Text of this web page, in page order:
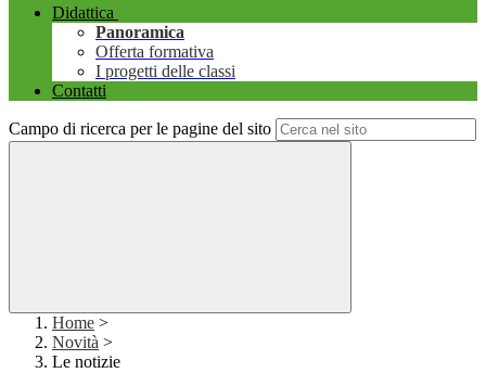
Didattica
Panoramica
Offerta formativa
I progetti delle classi
Contatti
Campo di ricerca per le pagine del sito
Home >
Novità >
Le notizie